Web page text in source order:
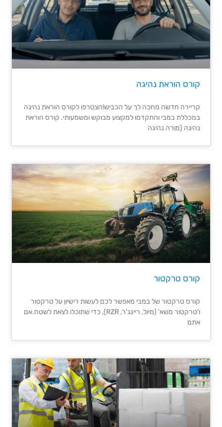
קורס הוראת נהיגה
קריירה חדשה מחכה לך על הכביש!הצטרפו לקורס הוראת נהיגה
במכללת במבי והתקדמו למקצוע מבוקש ומשמעותי. קורס הוראת
נהיגה (מורה נהיגה
קורס טרקטור
קורס טרקטור של במבי מאפשר לכם לעשות רישיון על טרקטור
ו'טרקטור משא' (מיול, ריינג'ר, RZR), כדי שתוכלו לצאת לשטח.אם
אתם